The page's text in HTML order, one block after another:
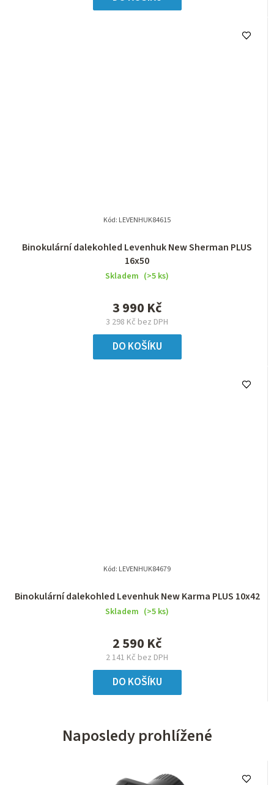
Binokulární dalekohled Levenhuk New Sherman PLUS
16x50
Skladem (>5 ks)
3 298 Kč bez DPH
3 990 Kč
DO KOŠÍKU
Kód: LEVENHUK84615
Binokulární dalekohled Levenhuk New Karma PLUS 10x42
Skladem (>5 ks)
2 141 Kč bez DPH
2 590 Kč
DO KOŠÍKU
Kód: LEVENHUK84679
Naposledy prohlížené